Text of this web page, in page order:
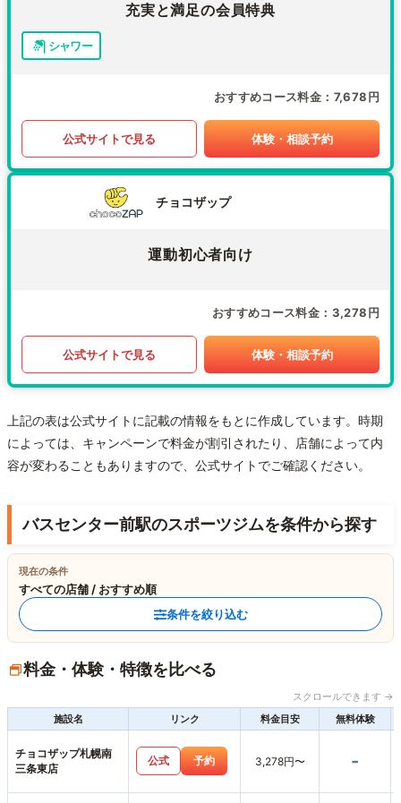
充実と満足の会員特典
シャワー
おすすめコース料金 7,678円
公式サイトで見る 体験・相談予約
チョコザップ
運動初心者向け
おすすめコース料金 3,278円
公式サイトで見る 体験・相談予約
上記の表は公式サイトに記載の情報をもとに作成しています。時期
によっては、キャンペーンで料金が割引されたり、店舗によって内
容が変わることもありますので、公式サイトでご確認ください。
バスセンター前駅のスポーツジムを条件から探す
現在の条件
すべての店舗 / おすすめ順
条件を絞り込む
料金・体験・特徴を比べる
スクロールできます →
施設名
リンク 料金目安 無料体験
チョコザップ札幌南
三条東店
公式 予約 3,278円〜 -